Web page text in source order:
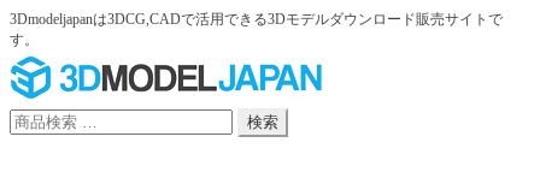
3Dmodeljapanは3DCG,CADで活用できる3Dモデルダウンロード販売サイトで
す。
ナ
ビ
ゲ
ー
コ
ン
テ
ン
検
検索